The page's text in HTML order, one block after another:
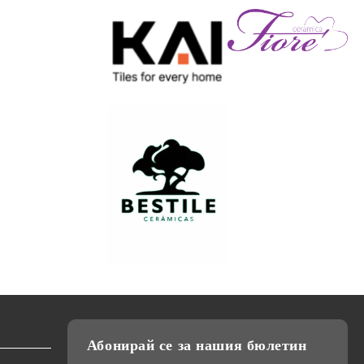
Абонирай се за нашия бюлетин